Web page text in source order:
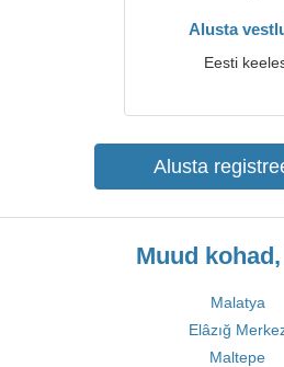
Alusta
Eesti
Alusta
Muud
Malatya
Elâzığ
Maltepe